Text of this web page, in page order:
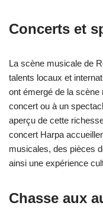
Concerts et
La scène musicale de
talents locaux et
ont émergé de la
concert ou à un
aperçu de cette
concert Harpa
musicales, des pièces
ainsi une expérience
Chasse aux